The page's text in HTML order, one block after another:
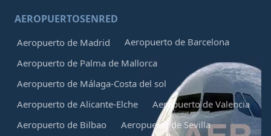
AEROPUERTOSENRED
Aeropuerto de Madrid
Aeropuerto de Barcelona
Aeropuerto de Palma de Mallorca
Aeropuerto de Málaga-Costa del sol
Aeropuerto de Alicante-Elche
Aeropuerto de Valencia
Aeropuerto de Bilbao
Aeropuerto de Sevilla